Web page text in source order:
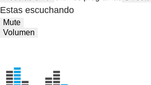
Estas escuchando
Mute
Volumen